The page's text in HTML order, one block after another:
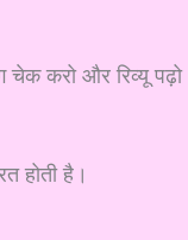
चेक करो और रिव्यू
होती है।